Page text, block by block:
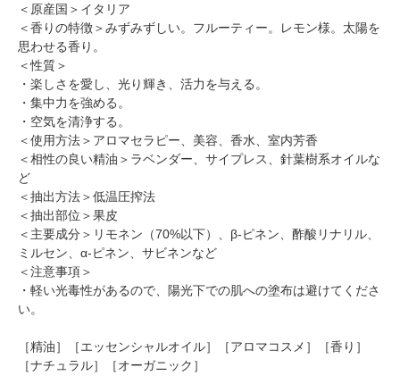
＜原産国＞イタリア
＜香りの特徴＞みずみずしい。フルーティー。レモン様。太陽を
思わせる香り。
＜性質＞
・楽しさを愛し、光り輝き、活力を与える。
・集中力を強める。
・空気を清浄する。
＜使用方法＞アロマセラピー、美容、香水、室内芳香
＜相性の良い精油＞ラベンダー、サイプレス、針葉樹系オイルな
ど
＜抽出方法＞低温圧搾法
＜抽出部位＞果皮
＜主要成分＞リモネン（70%以下）、β-ピネン、酢酸リナリル、
ミルセン、α-ピネン、サビネンなど
＜注意事項＞
・軽い光毒性があるので、陽光下での肌への塗布は避けてくださ
い。
［精油］［エッセンシャルオイル］［アロマコスメ］［香り］
［ナチュラル］［オーガニック］